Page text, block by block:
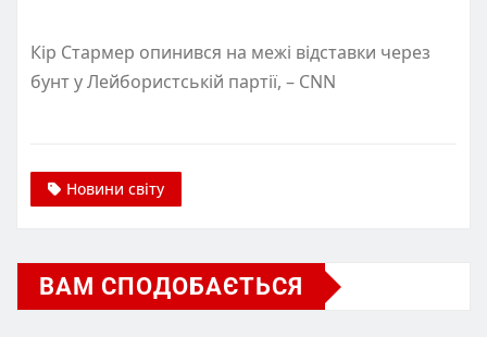
Кір Стармер опинився на межі відставки через
бунт у Лейбористській партії, – CNN
Новини світу
ВАМ СПОДОБАЄТЬСЯ